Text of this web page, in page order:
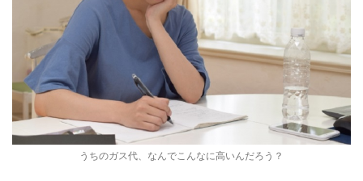
うちのガス代、なんでこんなに高いんだろう？